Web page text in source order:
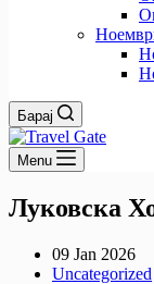
Барај
Menu
Луковска
09 Jan 2026
Uncategorized